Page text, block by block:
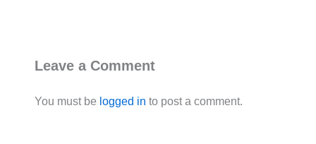
Leave a Comment
You must be logged in to post a comment.